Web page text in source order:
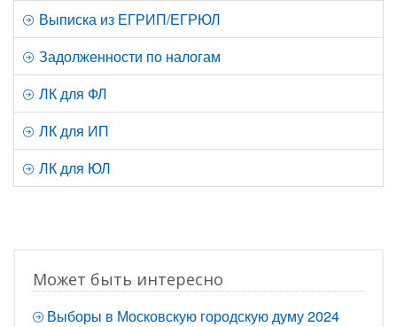
Выписка из ЕГРИП/ЕГРЮЛ
Задолженности по налогам
ЛК для ФЛ
ЛК для ИП
ЛК для ЮЛ
Может быть интересно
Выборы в Московскую городскую думу 2024